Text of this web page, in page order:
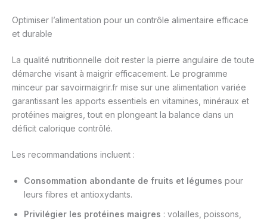
Optimiser l’alimentation pour un contrôle alimentaire efficace
et durable
La qualité nutritionnelle doit rester la pierre angulaire de toute
démarche visant à maigrir efficacement. Le programme
minceur par savoirmaigrir.fr mise sur une alimentation variée
garantissant les apports essentiels en vitamines, minéraux et
protéines maigres, tout en plongeant la balance dans un
déficit calorique contrôlé.
Les recommandations incluent :
Consommation abondante de fruits et légumes pour
leurs fibres et antioxydants.
Privilégier les protéines maigres : volailles, poissons,